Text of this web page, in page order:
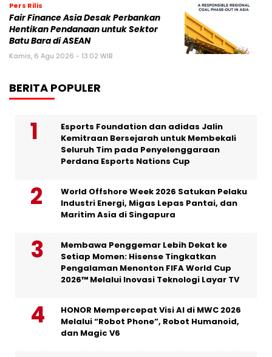
Pers Rilis
Fair Finance Asia Desak Perbankan
Hentikan Pendanaan untuk Sektor
Batu Bara di ASEAN
Kamis, 6 Agu 2026 - 13:02 WIB
BERITA POPULER
Esports Foundation dan adidas Jalin
Kemitraan Bersejarah untuk Membekali
Seluruh Tim pada Penyelenggaraan
Perdana Esports Nations Cup
World Offshore Week 2026 Satukan Pelaku
Industri Energi, Migas Lepas Pantai, dan
Maritim Asia di Singapura
Membawa Penggemar Lebih Dekat ke
Setiap Momen: Hisense Tingkatkan
Pengalaman Menonton FIFA World Cup
2026™ Melalui Inovasi Teknologi Layar TV
HONOR Mempercepat Visi AI di MWC 2026
Melalui “Robot Phone”, Robot Humanoid,
dan Magic V6